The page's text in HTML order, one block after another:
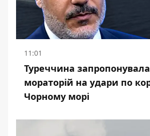
11:01
Туреччина запропонувала
мораторій на удари по
Чорному морі